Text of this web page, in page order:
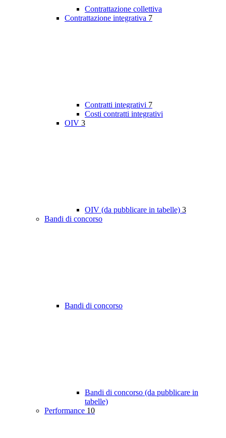
Contrattazione collettiva
Contrattazione integrativa 7
Contratti integrativi 7
Costi contratti integrativi
OIV 3
OIV (da pubblicare in tabelle) 3
Bandi di concorso
Bandi di concorso
Bandi di concorso (da pubblicare in
tabelle)
Performance 10